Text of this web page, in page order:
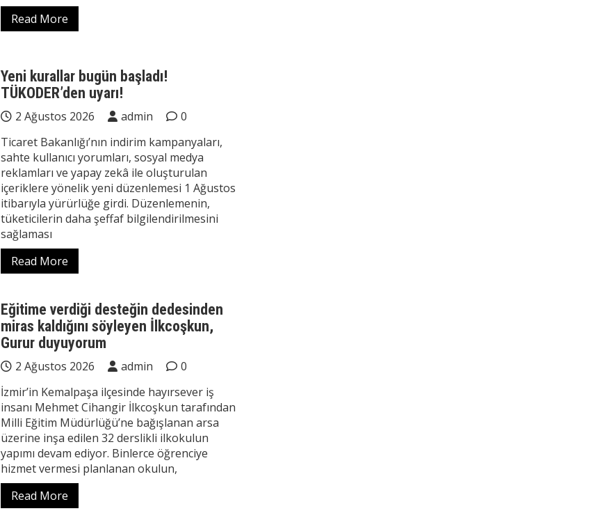
Read More
Yeni kurallar bugün başladı!
TÜKODER’den uyarı!
2 Ağustos 2026 admin
0
Ticaret Bakanlığı’nın indirim kampanyaları,
sahte kullanıcı yorumları, sosyal medya
reklamları ve yapay zekâ ile oluşturulan
içeriklere yönelik yeni düzenlemesi 1 Ağustos
itibarıyla yürürlüğe girdi. Düzenlemenin,
tüketicilerin daha şeffaf bilgilendirilmesini
sağlaması
Read More
Eğitime verdiği desteğin dedesinden
miras kaldığını söyleyen İlkcoşkun,
Gurur duyuyorum
2 Ağustos 2026 admin
0
İzmir’in Kemalpaşa ilçesinde hayırsever iş
insanı Mehmet Cihangir İlkcoşkun tarafından
Milli Eğitim Müdürlüğü’ne bağışlanan arsa
üzerine inşa edilen 32 derslikli ilkokulun
yapımı devam ediyor. Binlerce öğrenciye
hizmet vermesi planlanan okulun,
Read More